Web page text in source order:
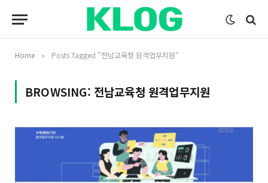
Home » Posts Tagged "전남교육청 원격업무지원"
BROWSING: 전남교육청 원격업무지원